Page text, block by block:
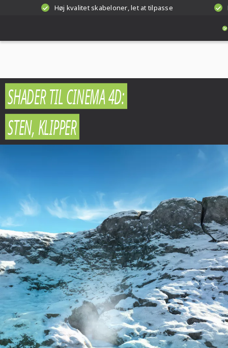
Høj kvalitet skabeloner, let at tilpasse
SHADER TIL CINEMA 4D:
STEN, KLIPPER